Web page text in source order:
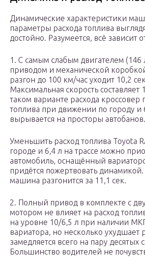
Динамические характеристики
параметры расхода топлива
достойно. Разумеется, всё зависит
1. С самым слабым двигателем (146
приводом и механической
разгон до 100 км/час уходит 10,2
Максимальная скорость составляет
таком варианте расхода кроссовер
топлива при движении по городу и
вырывается на просторы автобанов.
Уменьшить расход топлива Toyota
городе и 6,4 л на трассе можно
автомобиль, оснащённый
придётся пожертвовать
машина разгонится за 11,1 сек.
2. Полный привод в комплекте с
мотором не влияет на расход
на уровне 10/6,5 л при наличии
вариатора, но несколько ухудшает
замедляется всего на пару десятых
Большинство водителей не